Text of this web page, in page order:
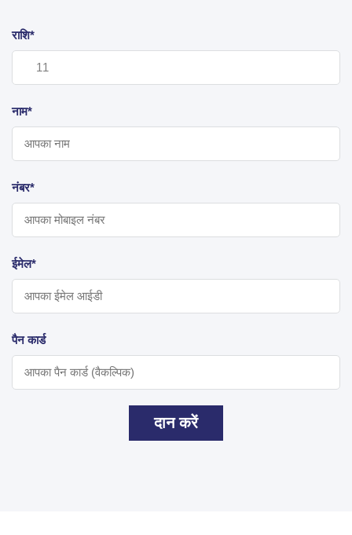
राशि*
नाम*
नंबर*
ईमेल*
पैन कार्ड
दान करें